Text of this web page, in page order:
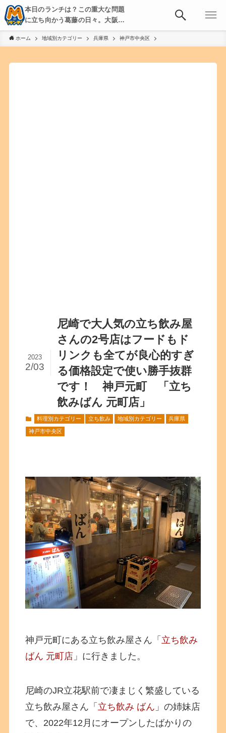
本日のランチは？この重大な問題
に立ち向かう葛藤の日々。大阪・
京都・神戸を中心とした食べ歩
き、飲み歩きを綴る。
ホーム 地域別カテゴリー 兵庫県 神戸市中央区
尼崎で大人気の立ち飲み屋
さんの2号店はフードもド
リンクも全てが良心的すぎ
る価格設定で使い勝手抜群
です！ 神戸元町 「立ち
飲みばん 元町店」
2023
2/03
料理別カテゴリー 立ち飲み 地域別カテゴリー 兵庫県
神戸市中央区
神戸元町にある立ち飲み屋さん「 立ち飲み
ばん 元町店 」に行きました。
尼崎のJR立花駅前で凄まじく繁盛している
立ち飲み屋さん「 立ち飲み ばん 」の姉妹店
で、2022年12月にオープンしたばかりの